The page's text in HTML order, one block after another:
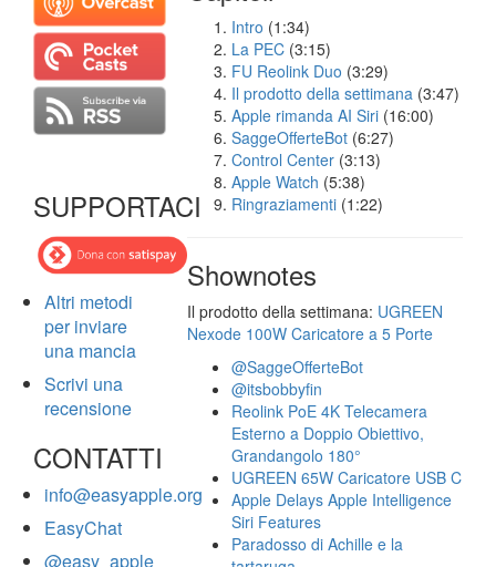
SUPPORTACI
Altri metodi
per inviare
una mancia
Scrivi una
recensione
CONTATTI
info@easyapple.org
EasyChat
@easy_apple
Intro (1:34)
La PEC (3:15)
FU Reolink Duo (3:29)
Il prodotto della settimana (3:47)
Apple rimanda AI Siri (16:00)
SaggeOfferteBot (6:27)
Control Center (3:13)
Apple Watch (5:38)
Ringraziamenti (1:22)
Shownotes
Il prodotto della settimana: UGREEN
Nexode 100W Caricatore a 5 Porte
@SaggeOfferteBot
@itsbobbyfin
Reolink PoE 4K Telecamera
Esterno a Doppio Obiettivo,
Grandangolo 180°
UGREEN 65W Caricatore USB C
Apple Delays Apple Intelligence
Siri Features
Paradosso di Achille e la